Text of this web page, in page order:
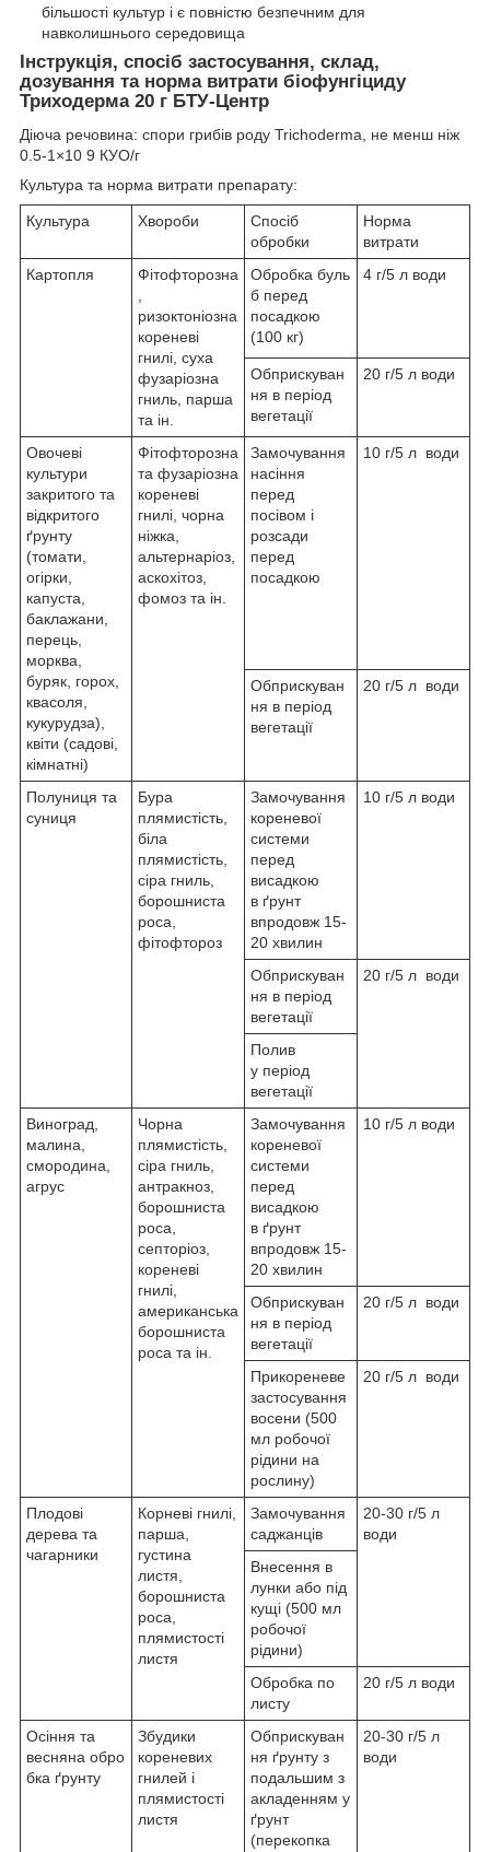
більшості культур і є повністю безпечним для
навколишнього середовища
Інструкція, спосіб застосування, склад,
дозування та норма витрати біофунгіциду
Триходерма 20 г БТУ-Центр
Діюча речовина: спори грибів роду Trichoderma, не менш ніж
0.5-1×10 9 КУО/г
Культура та норма витрати препарату:
Культура Хвороби
Спосіб
обробки
Норма
витрати
Картопля
Фітофторозна
ризоктоніозна
кореневі
гнилі, суха
фузаріозна
гниль, парша
та ін.
Обробка буль
б перед
посадкою
(100 кг)
4 г/5 л води
Обприскуван
ня в період
вегетації
20 г/5 л води
Овочеві
культури
закритого та
відкритого
ґрунту
(томати,
огірки,
капуста,
баклажани,
перець,
морква,
буряк, горох,
квасоля,
кукурудза),
квіти (садові,
кімнатні)
Фітофторозна
та фузаріозна
кореневі
гнилі, чорна
ніжка,
альтернаріоз,
аскохітоз,
фомоз та ін.
Замочування
насіння
перед
посівом і
розсади
перед
посадкою
10 г/5 л води
Обприскуван
ня в період
вегетації
20 г/5 л води
Полуниця та
суниця
Бура
плямистість,
біла
плямистість,
сіра гниль,
борошниста
роса,
фітофтороз
Замочування
кореневої
системи
перед
висадкою
в ґрунт
впродовж 15-
20 хвилин
10 г/5 л води
Обприскуван
ня в період
вегетації
20 г/5 л води
Полив
у період
вегетації
Виноград,
малина,
смородина,
агрус
Чорна
плямистість,
сіра гниль,
антракноз,
борошниста
роса,
септоріоз,
кореневі
гнилі,
американська
борошниста
роса та ін.
Замочування
кореневої
системи
перед
висадкою
в ґрунт
впродовж 15-
20 хвилин
10 г/5 л води
Обприскуван
ня в період
вегетації
20 г/5 л води
Прикореневе
застосування
восени (500
мл робочої
рідини на
рослину)
20 г/5 л води
Плодові
дерева та
чагарники
Корневі гнилі,
парша,
густина
листя,
борошниста
роса,
плямистості
листя
Замочування
саджанців
20-30 г/5 л
води
Внесення в
лунки або під
кущі (500 мл
робочої
рідини)
Обробка по
листу
20 г/5 л води
Осіння та
весняна обро
бка ґрунту
Збудики
кореневих
гнилей і
плямистості
листя
Обприскуван
ня ґрунту з
подальшим з
акладенням у
ґрунт
(перекопка
20-30 г/5 л
води